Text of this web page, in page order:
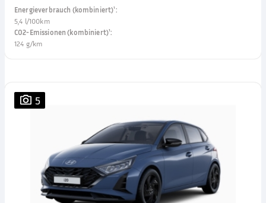
Energieverbrauch (kombiniert)¹:
5,4 l/100km
CO2-Emissionen (kombiniert)¹:
124 g/km
5